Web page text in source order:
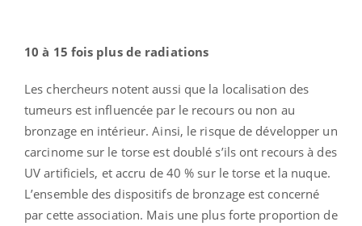
10 à 15 fois plus de radiations
Les chercheurs notent aussi que la localisation des
tumeurs est influencée par le recours ou non au
bronzage en intérieur. Ainsi, le risque de développer un
carcinome sur le torse est doublé s’ils ont recours à des
UV artificiels, et accru de 40 % sur le torse et la nuque.
L’ensemble des dispositifs de bronzage est concerné
par cette association. Mais une plus forte proportion de